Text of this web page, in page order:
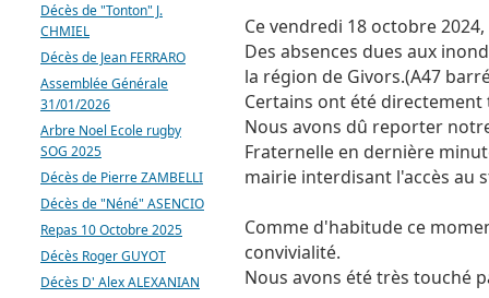
Ce vendredi 18 octobre
Des absences dues aux
la région de Givors.(A47
Certains ont été
Nous avons dû reporter
Fraternelle en dernière
mairie interdisant l'accès au
Comme d'habitude ce
convivialité.
Nous avons été très touché
Décès de "Tonton" J.
CHMIEL
Décès de Jean FERRARO
Assemblée Générale
31/01/2026
Arbre Noel Ecole rugby
SOG 2025
Décès de Pierre ZAMBELLI
Décès de "Néné" ASENCIO
Repas 10 Octobre 2025
Décès Roger GUYOT
Décès D' Alex ALEXANIAN